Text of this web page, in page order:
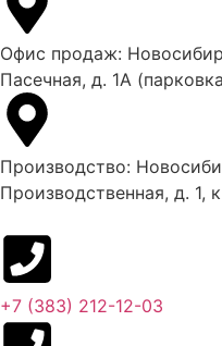
Офис продаж:
Пасечная, д. 1А
Производство:
Производственная, д. 1,
+7 (383) 212-12-03​